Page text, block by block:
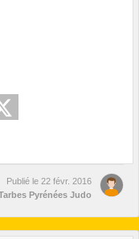
Publié le 22 févr. 2016
Pyrénées Judo